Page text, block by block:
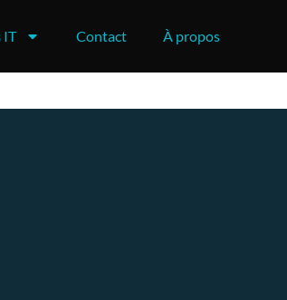
IT Contact À propos